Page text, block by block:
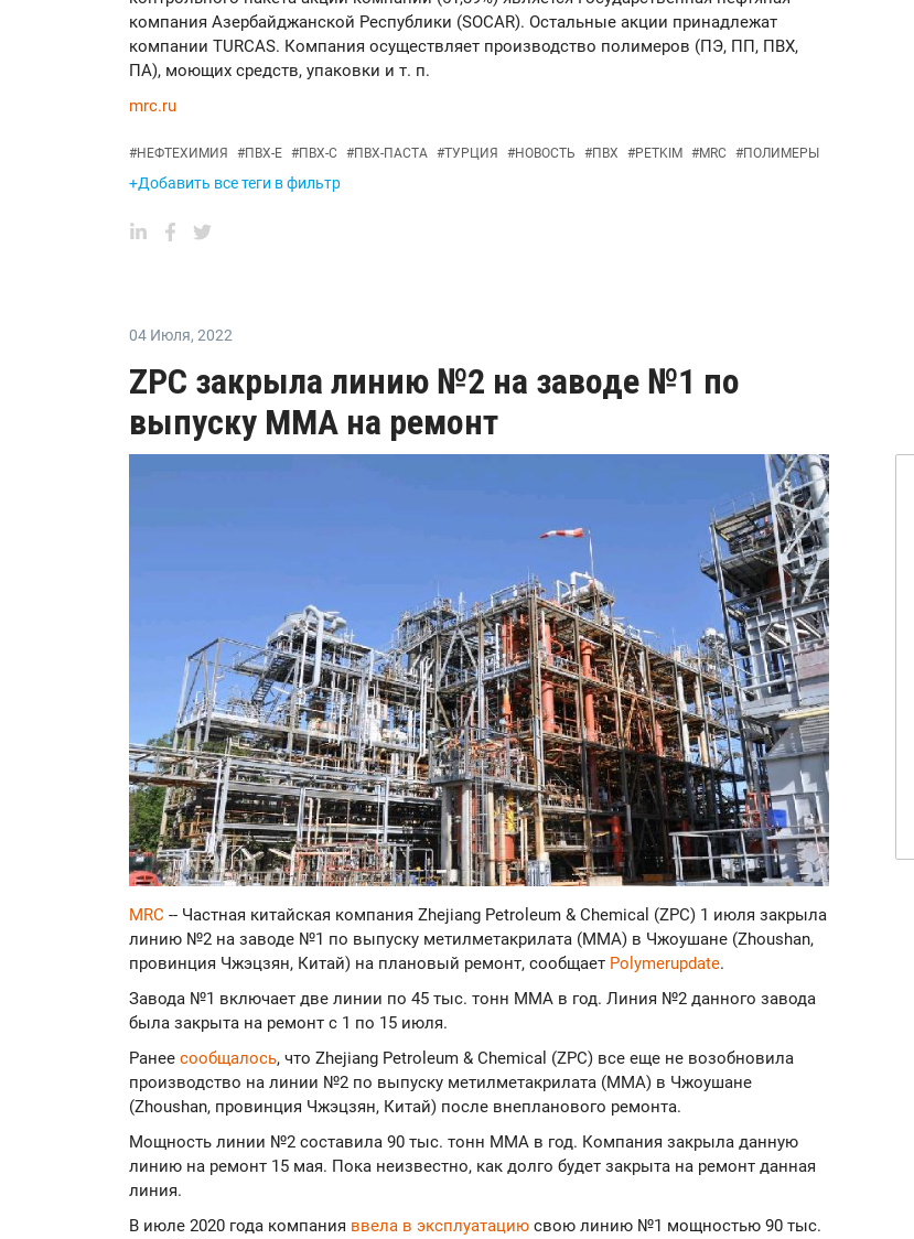
компания Азербайджанской Республики (SOCAR). Остальные акции принадлежат
компании TURCAS. Компания осуществляет производство полимеров (ПЭ, ПП, ПВХ,
ПА), моющих средств, упаковки и т. п.
mrc.ru
#НЕФТЕХИМИЯ #ПВХ-Е #ПВХ-С #ПВХ-ПАСТА #ТУРЦИЯ #НОВОСТЬ #ПВХ #PETKIM #MRC #ПОЛИМЕРЫ
+Добавить все теги в фильтр
04 Июля, 2022
ZPC закрыла линию №2 на заводе №1 по
выпуску ММА на ремонт
MRC -- Частная китайская компания Zhejiang Petroleum & Chemical (ZPC) 1 июля закрыла
линию №2 на заводе №1 по выпуску метилметакрилата (ММА) в Чжоушане (Zhoushan,
провинция Чжэцзян, Китай) на плановый ремонт, сообщает Polymerupdate.
Завода №1 включает две линии по 45 тыс. тонн ММА в год. Линия №2 данного завода
была закрыта на ремонт с 1 по 15 июля.
Ранее сообщалось, что Zhejiang Petroleum & Chemical (ZPC) все еще не возобновила
производство на линии №2 по выпуску метилметакрилата (ММА) в Чжоушане
(Zhoushan, провинция Чжэцзян, Китай) после внепланового ремонта.
Мощность линии №2 составила 90 тыс. тонн ММА в год. Компания закрыла данную
линию на ремонт 15 мая. Пока неизвестно, как долго будет закрыта на ремонт данная
линия.
В июле 2020 года компания ввела в эксплуатацию свою линию №1 мощностью 90 тыс.